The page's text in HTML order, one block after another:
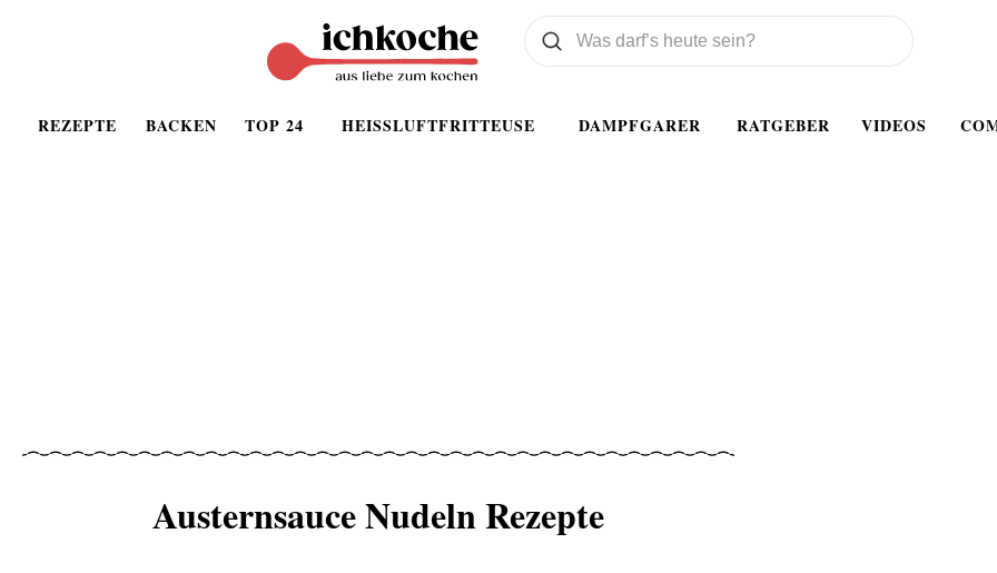
REZEPTE BACKEN TOP 24 HEISSLUFTFRITTEUSE DAMPFGARER RATGEBER VIDEOS
Was wollen Sie suchen
Suchen
Austernsauce Nudeln Rezepte